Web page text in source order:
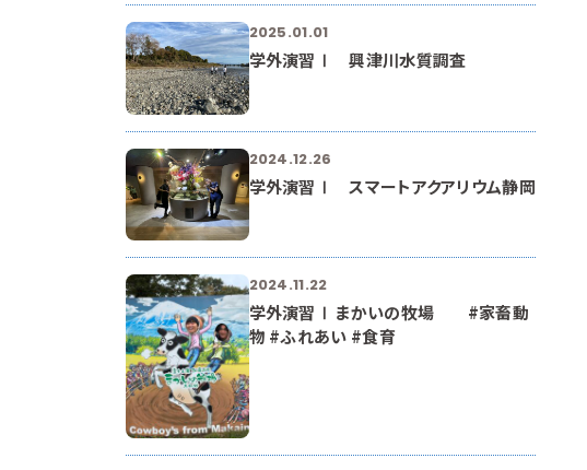
2025.01.01
学外演習Ⅰ 興津川水質調査
2024.12.26
学外演習Ⅰ スマートアクアリウム静岡
2024.11.22
学外演習Ⅰ まかいの牧場 #家畜動
物 #ふれあい #食育